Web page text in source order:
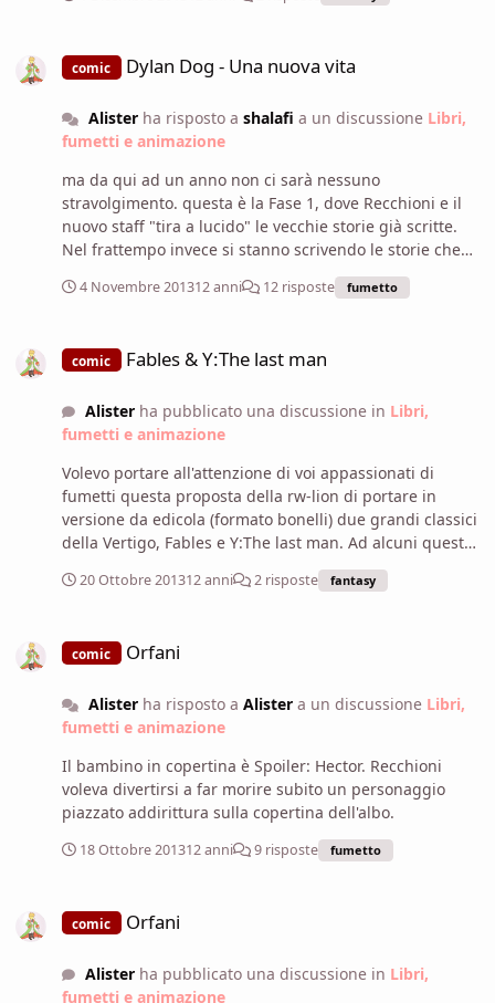
comic Dylan Dog - Una nuova vita
Alisterha risposto a shalafi a un discussione Libri,
fumetti e animazione
ma da qui ad un anno non ci sarà nessuno
stravolgimento. questa è la Fase 1, dove Recchioni e il
nuovo staff "tira a lucido" le vecchie storie già scritte.
Nel frattempo invece si stanno scrivendo le storie che
Quindi ora gli unici cambiamenti che puoi trovare sono:
spiegoni Tutto qui. I vero NUOVO Dylan partirà tra un
4 Novembre 201312 anni 12 risposte fumetto
comic Fables & Y:The last man
Alisterha pubblicato una discussione in Libri,
fumetti e animazione
Volevo portare all'attenzione di voi appassionati di
fumetti questa proposta della rw-lion di portare in
versione da edicola (formato bonelli) due grandi classici
della Vertigo, Fables e Y:The last man. Ad alcuni questa
cosa farà storcere il naso, perchè si lamenteranno del
formato "improprio per queste tavole" e per l'assenza di
leggere queste storie, e poterlo fare ad un prezzo
http://www.fumetto-
online.it/ew/ew_albi/images/RW%20LION/c%5C'era_una_
20 Ottobre 201312 anni 2 risposte fantasy
comic Orfani
Alisterha risposto a Alistera un discussione Libri,
fumetti e animazione
Il bambino in copertina è Spoiler: Hector. Recchioni
voleva divertirsi a far morire subito un personaggio
piazzato addirittura sulla copertina dell'albo.
18 Ottobre 201312 anni 9 risposte fumetto
comic Orfani
Alisterha pubblicato una discussione in Libri,
fumetti e animazione